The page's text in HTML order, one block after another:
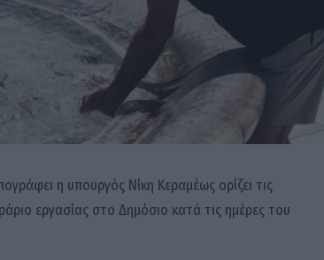
η υπουργός Νίκη Κεραμέως ορίζει τις
εργασίας στο Δημόσιο κατά τις ημέρες του